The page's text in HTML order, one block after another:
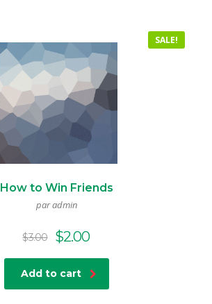
SALE!
How to Win Friends
par admin
$3.00
Original
price
was:
$3.00.
$2.00Current
price
is:
$2.00.
Add to cart